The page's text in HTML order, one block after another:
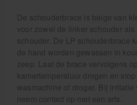
De schouderbrace is beige van
voor zowel de linker schouder
schouder. De LP schouderbrace
de hand worden gewassen in
zeep. Laat de brace vervolgens op
kamertemperatuur drogen en
wasmachine of droger. Bij
neem contact op met een arts.